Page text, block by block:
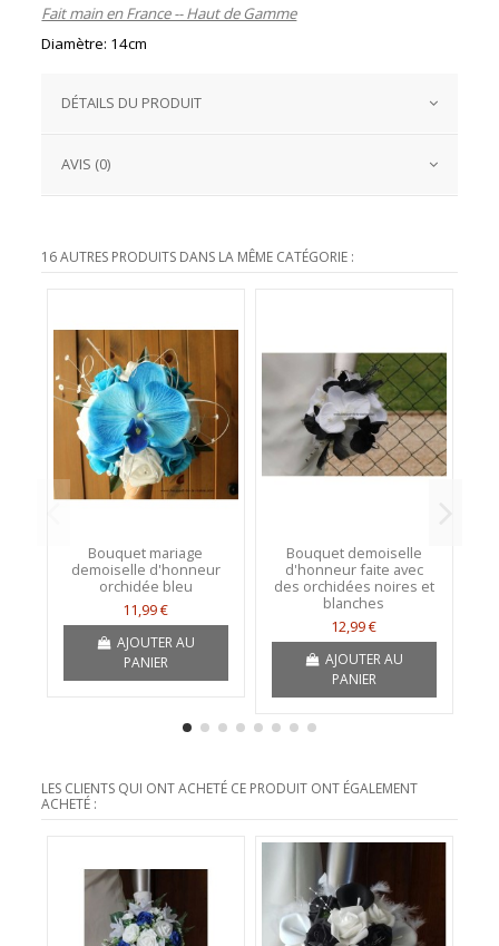
Fait main en France -- Haut de Gamme
Diamètre: 14cm
DÉTAILS DU PRODUIT
AVIS (0)
16 AUTRES PRODUITS DANS LA MÊME CATÉGORIE :
Bouquet mariage
demoiselle d'honneur
orchidée bleu
11,99 €
AJOUTER AU
PANIER
Bouquet demoiselle
d'honneur faite avec
des orchidées noires et
blanches
12,99 €
AJOUTER AU
PANIER
LES CLIENTS QUI ONT ACHETÉ CE PRODUIT ONT ÉGALEMENT
ACHETÉ :